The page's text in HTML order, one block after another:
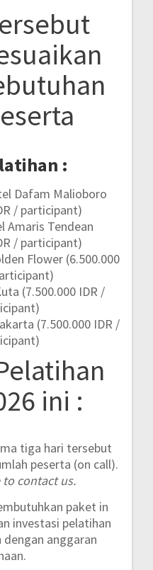
:
Dafam Malioboro
/ participant)
Amaris Tendean
/ participant)
Flower (6.500.000
(7.500.000 IDR /
(7.500.000 IDR /
ini :
tiga hari tersebut
peserta (on call).
to contact us.
paket in
investasi pelatihan
anggaran